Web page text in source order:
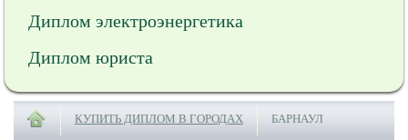
Диплом электроэнергетика
Диплом юриста
КУПИТЬ ДИПЛОМ В ГОРОДАХ БАРНАУЛ